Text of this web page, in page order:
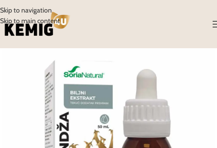
Skip to navigation
Skip to main content